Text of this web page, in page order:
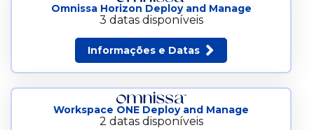
Omnissa Horizon Deploy and Manage
3 datas disponíveis
Informações e Datas
Workspace ONE Deploy and Manage
2 datas disponíveis